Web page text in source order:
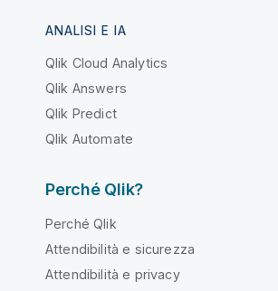
ANALISI E IA
Qlik Cloud Analytics
Qlik Answers
Qlik Predict
Qlik Automate
Perché Qlik?
Perché Qlik
Attendibilità e sicurezza
Attendibilità e privacy